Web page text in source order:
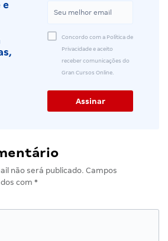
e
Concordo com a Política de
Privacidade e aceito
receber comunicações do
Gran Cursos Online.
não será publicado. Campos
com *